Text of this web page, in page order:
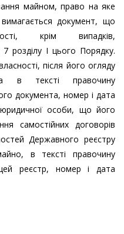
майном, право на яке
вимагається документ, що
крім випадків,
розділу І цього Порядку.
після його огляду
а в тексті правочину
документа, номер і дата
особи, що його
самостійних договорів
Державного реєстру
в тексті правочину
реєстр, номер і дата